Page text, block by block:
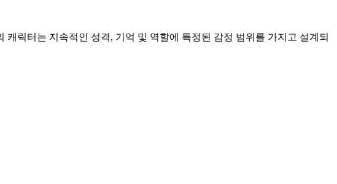
릭터는 지속적인 성격, 기억 및 역할에 특정된 감정 범위를 가지고 설계되